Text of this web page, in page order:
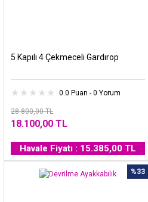
5 Kapılı 4 Çekmeceli Gardırop
0.0 Puan - 0 Yorum
28.800,00 TL
18.100,00 TL
Havale Fiyatı : 15.385,00 TL
%33